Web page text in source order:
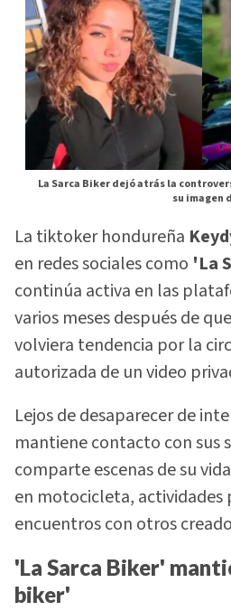
La Sarca Biker dejó atrás la
su imagen
La tiktoker hondureña
en redes sociales como 'La
continúa activa en las
varios meses después de
volviera tendencia por la
autorizada de un video
Lejos de desaparecer de
mantiene contacto con sus
comparte escenas de su
en motocicleta, actividades
encuentros con otros
'La Sarca Biker'
biker'